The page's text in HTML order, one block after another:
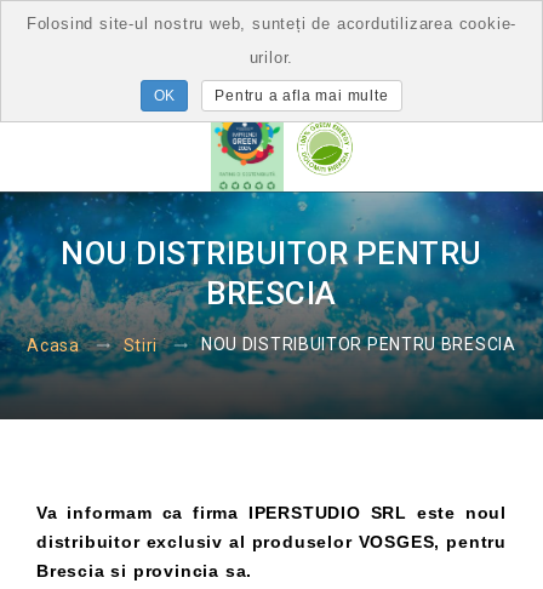
NOU DISTRIBUITOR PENTRU
BRESCIA
Acasa Stiri NOU DISTRIBUITOR PENTRU BRESCIA
Va informam ca firma IPERSTUDIO SRL este noul
distribuitor exclusiv al produselor VOSGES, pentru
Brescia si provincia sa.
Folosind site-ul nostru web, sunteți de acordutilizarea cookie-
urilor.
Pentru a afla mai multe